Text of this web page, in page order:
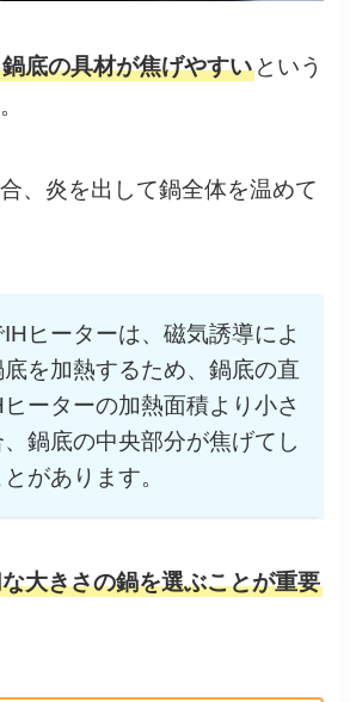
鍋底の具材が焦げやすい という
、炎を出して鍋全体を温めて
ヒーターは、磁気誘導によ
底を加熱するため、鍋底の直
ーターの加熱面積より小さ
鍋底の中央部分が焦げてし
があります。
大きさの鍋を選ぶことが重要